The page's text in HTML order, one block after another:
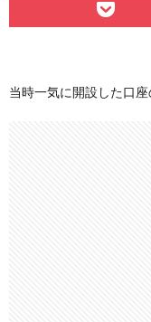
当時一気に開設した口